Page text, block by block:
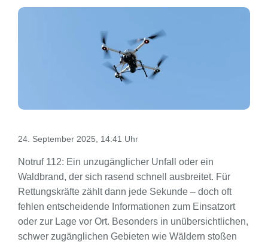
24. September 2025, 14:41 Uhr
Notruf 112: Ein unzugänglicher Unfall oder ein
Waldbrand, der sich rasend schnell ausbreitet. Für
Rettungskräfte zählt dann jede Sekunde – doch oft
fehlen entscheidende Informationen zum Einsatzort
oder zur Lage vor Ort. Besonders in unübersichtlichen,
schwer zugänglichen Gebieten wie Wäldern stoßen